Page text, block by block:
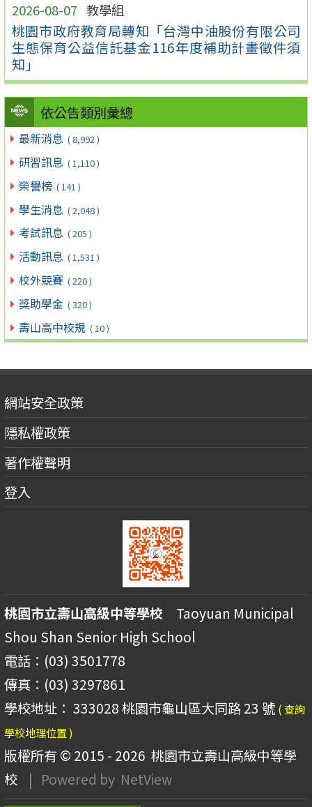
2026-08-07 教學組
桃園市政府教育局轉知「台灣中油股份有限公司
生態保育公益信託基金116年度補助計畫徵件須
知」
依公告類別彙總
最新消息 ( 8,992 )
研習訊息 ( 1,110 )
榮譽榜 ( 141 )
學生消息 ( 2,048 )
考試訊息 ( 205 )
活動訊息 ( 1,531 )
校外競賽 ( 220 )
獎助學金 ( 320 )
壽山高中校規 ( 10 )
網站安全政策
隱私權政策
著作權聲明
登入
桃園市立壽山高級中等學校 Taoyuan Municipal
Shou Shan Senior High School
電話：(03) 3501778
傳真：(03) 3297861
學校地址： 333028 桃園市龜山區大同路 23 號 ( 查詢
學校地理位置 )
版權所有 © 2015 - 2026 桃園市立壽山高級中等學
校
| Powered by NetView